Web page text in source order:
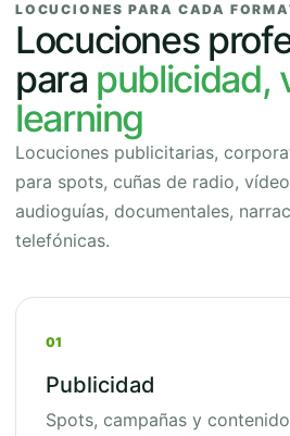
LOCUCIONES PARA CADA
Locuciones
para publicidad,
learning
Locuciones publicitarias,
para spots, cuñas de radio,
audioguías, documentales,
telefónicas.
01
Publicidad
Spots, campañas y